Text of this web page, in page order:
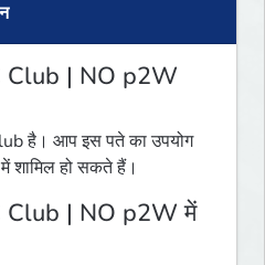
Club | NO p2W
है। आप इस पते का उपयोग
शामिल हो सकते हैं।
Club | NO p2W में